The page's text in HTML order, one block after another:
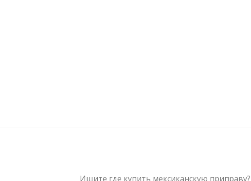
Ищите где купить мексиканскую приправу?